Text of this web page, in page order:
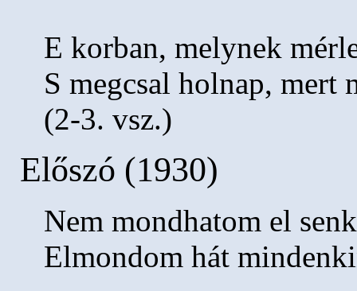
E korban, melynek
S megcsal holnap, mert
(2-3. vsz.)
Előszó (1930)
Nem mondhatom el
Elmondom hát